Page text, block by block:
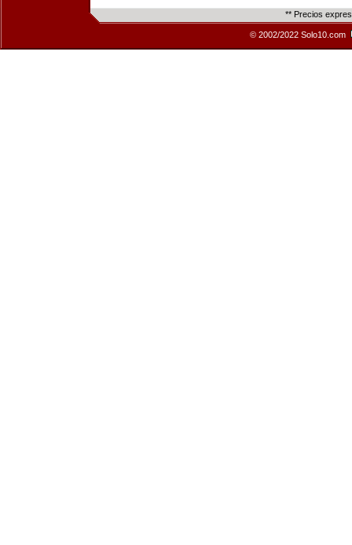
** Precios
© 2002/2022 Solo10.com